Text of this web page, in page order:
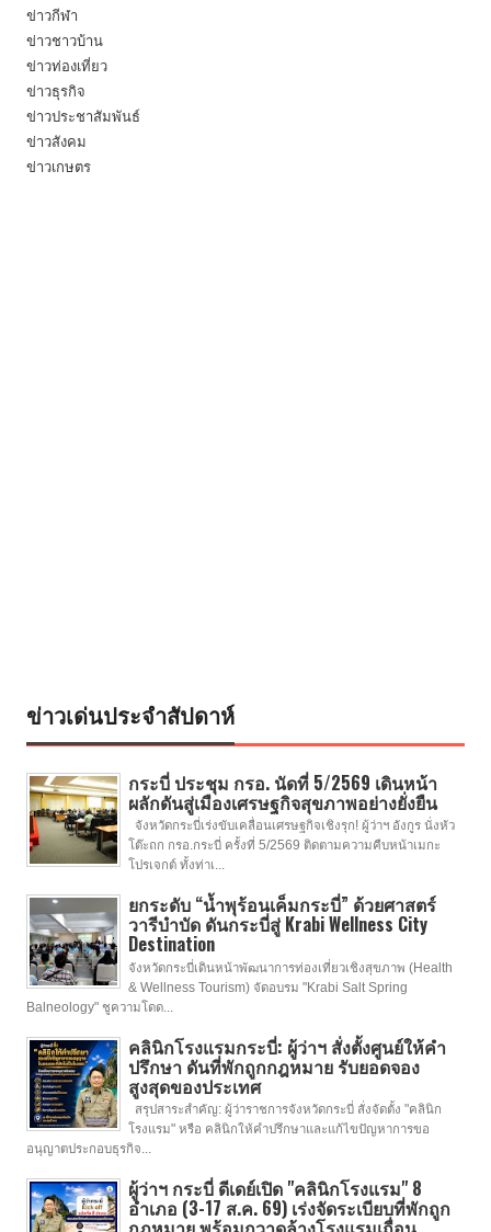
ข่าวกีฬา
ข่าวชาวบ้าน
ข่าวท่องเที่ยว
ข่าวธุรกิจ
ข่าวประชาสัมพันธ์
ข่าวสังคม
ข่าวเกษตร
ข่าวเด่นประจำสัปดาห์
กระบี่ ประชุม กรอ. นัดที่ 5/2569 เดินหน้า
ผลักดันสู่เมืองเศรษฐกิจสุขภาพอย่างยั่งยืน
จังหวัดกระบี่เร่งขับเคลื่อนเศรษฐกิจเชิงรุก! ผู้ว่าฯ อังกูร นั่งหัว
โต๊ะถก กรอ.กระบี่ ครั้งที่ 5/2569 ติดตามความคืบหน้าเมกะ
โปรเจกต์ ทั้งท่าเ...
ยกระดับ “น้ำพุร้อนเค็มกระบี่” ด้วยศาสตร์
วารีบำบัด ดันกระบี่สู่ Krabi Wellness City
Destination
จังหวัดกระบี่เดินหน้าพัฒนาการท่องเที่ยวเชิงสุขภาพ (Health
& Wellness Tourism) จัดอบรม "Krabi Salt Spring
Balneology" ชูความโดด...
คลินิกโรงแรมกระบี่: ผู้ว่าฯ สั่งตั้งศูนย์ให้คำ
ปรึกษา ดันที่พักถูกกฎหมาย รับยอดจอง
สูงสุดของประเทศ
สรุปสาระสำคัญ: ผู้ว่าราชการจังหวัดกระบี่ สั่งจัดตั้ง "คลินิก
โรงแรม" หรือ คลินิกให้คำปรึกษาและแก้ไขปัญหาการขอ
อนุญาตประกอบธุรกิจ...
ผู้ว่าฯ กระบี่ ดีเดย์เปิด "คลินิกโรงแรม" 8
อำเภอ (3-17 ส.ค. 69) เร่งจัดระเบียบที่พักถูก